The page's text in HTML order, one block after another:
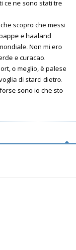
ce ne sono stati tre
scopro che messi
e haaland
Non mi ero
e curacao.
o meglio, è palese
di starci dietro.
sono io che sto